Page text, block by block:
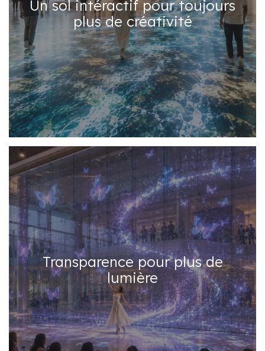
Un sol intéractif pour toujours
plus de créativité
Transparence pour plus de
lumière